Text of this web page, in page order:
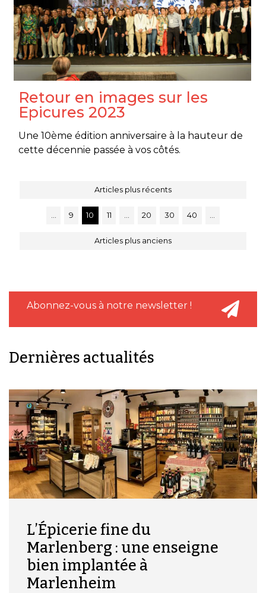
Retour en images sur les
Epicures 2023
Une 10ème édition anniversaire à la hauteur de
cette décennie passée à vos côtés.
Articles plus récents
9 10 11 20 30 40
Articles plus anciens
Abonnez-vous à notre newsletter !
Dernières actualités
L’Épicerie fine du
Marlenberg : une enseigne
bien implantée à
Marlenheim